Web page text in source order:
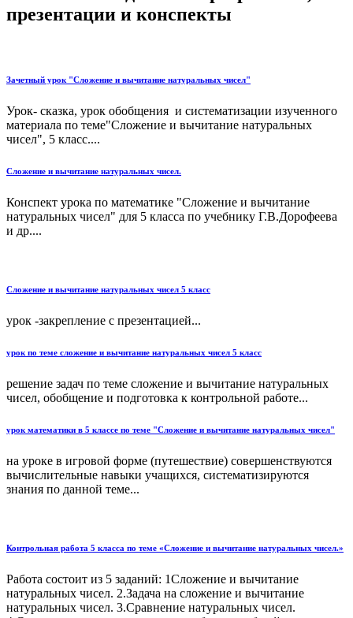
презентации и конспекты
Зачетный урок "Сложение и вычитание натуральных чисел"
Урок- сказка, урок обобщения и систематизации изученного
материала по теме"Сложение и вычитание натуральных
чисел", 5 класс....
Сложение и вычитание натуральных чисел.
Конспект урока по математике "Сложение и вычитание
натуральных чисел" для 5 класса по учебнику Г.В.Дорофеева
и др....
Сложение и вычитание натуральных чисел 5 класс
урок -закрепление с презентацией...
урок по теме сложение и вычитание натуральных чисел 5 класс
решение задач по теме сложение и вычитание натуральных
чисел, обобщение и подготовка к контрольной работе...
урок математики в 5 классе по теме "Сложение и вычитание натуральных чисел"
на уроке в игровой форме (путешествие) совершенствуются
вычислительные навыки учащихся, систематизируются
знания по данной теме...
Контрольная работа 5 класса по теме «Сложение и вычитание натуральных чисел.»
Работа состоит из 5 заданий: 1Сложение и вычитание
натуральных чисел. 2.Задача на сложение и вычитание
натуральных чисел. 3.Сравнение натуральных чисел.